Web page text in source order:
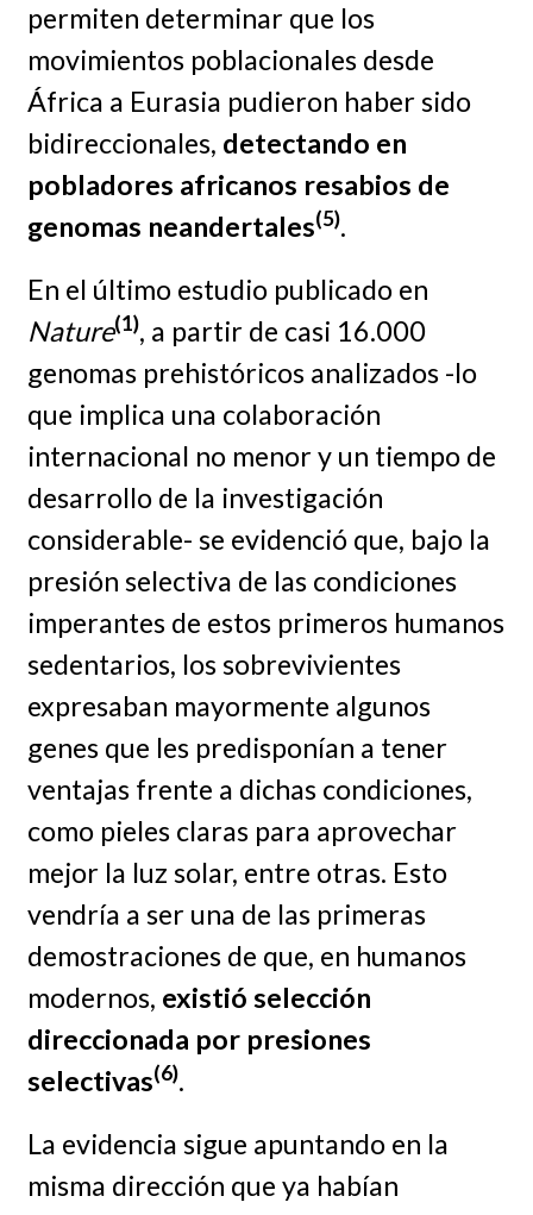
permiten determinar que los
movimientos poblacionales desde
África a Eurasia pudieron haber sido
bidireccionales, detectando en
pobladores africanos resabios de
genomas neandertales(5).
En el último estudio publicado en
Nature(1), a partir de casi 16.000
genomas prehistóricos analizados -lo
que implica una colaboración
internacional no menor y un tiempo de
desarrollo de la investigación
considerable- se evidenció que, bajo la
presión selectiva de las condiciones
imperantes de estos primeros humanos
sedentarios, los sobrevivientes
expresaban mayormente algunos
genes que les predisponían a tener
ventajas frente a dichas condiciones,
como pieles claras para aprovechar
mejor la luz solar, entre otras. Esto
vendría a ser una de las primeras
demostraciones de que, en humanos
modernos, existió selección
direccionada por presiones
selectivas(6).
La evidencia sigue apuntando en la
misma dirección que ya habían